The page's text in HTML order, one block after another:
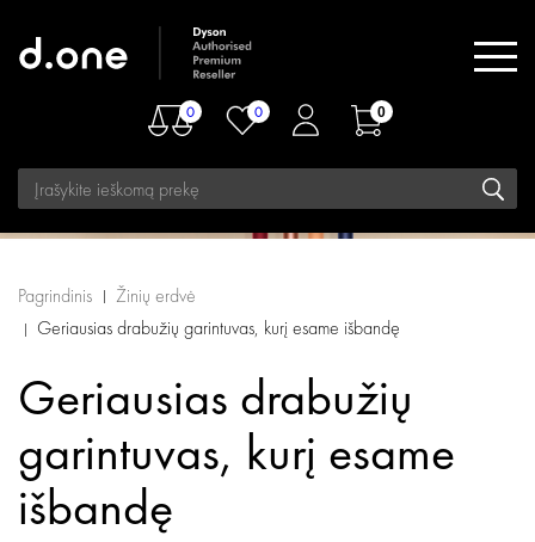
0 0 0
Pagrindinis
Žinių erdvė
Geriausias drabužių garintuvas, kurį esame išbandę
Geriausias drabužių
garintuvas, kurį esame
išbandę